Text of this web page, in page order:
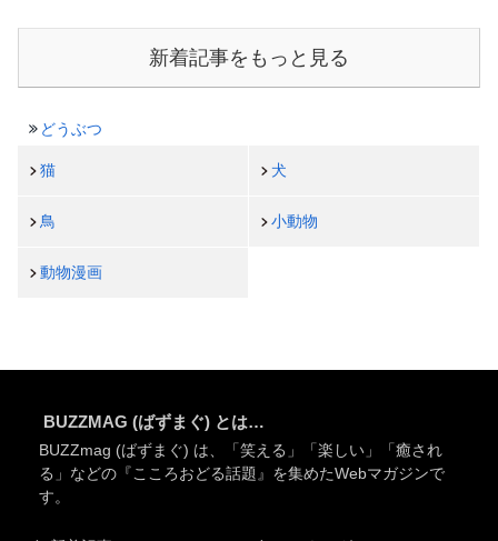
新着記事をもっと見る
どうぶつ
猫 犬
鳥 小動物
動物漫画
BUZZMAG (ばずまぐ) とは…
BUZZmag (ばずまぐ) は、「笑える」「楽しい」「癒され
る」などの『こころおどる話題』を集めたWebマガジンで
す。